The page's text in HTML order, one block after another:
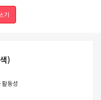
기
)
동성